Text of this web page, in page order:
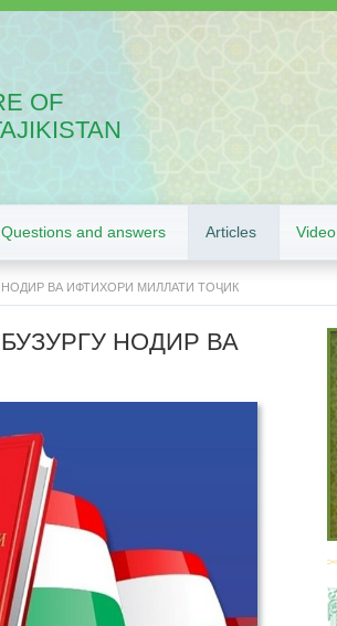
OF
Questions and answers Articles Video
ВА ИФТИХОРИ МИЛЛАТИ ТОҶИК
НОДИР ВА